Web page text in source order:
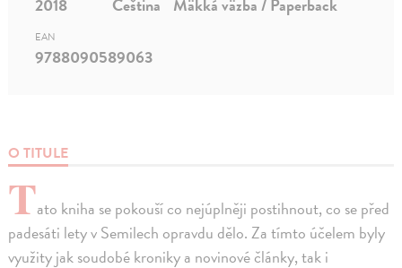
O TITULE
Tato kniha se pokouší co nejúplněji postihnout, co se před
padesáti lety v Semilech opravdu dělo. Za tímto účelem byly
využity jak soudobé kroniky a novinové články, tak i
2018 Čeština Mäkká väzba / Paperback
EAN
9788090589063